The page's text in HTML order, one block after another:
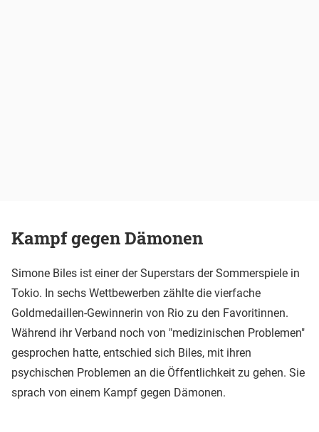
Kampf gegen Dämonen
Simone Biles ist einer der Superstars der Sommerspiele in
Tokio. In sechs Wettbewerben zählte die vierfache
Goldmedaillen-Gewinnerin von Rio zu den Favoritinnen.
Während ihr Verband noch von "medizinischen Problemen"
gesprochen hatte, entschied sich Biles, mit ihren
psychischen Problemen an die Öffentlichkeit zu gehen. Sie
sprach von einem Kampf gegen Dämonen.